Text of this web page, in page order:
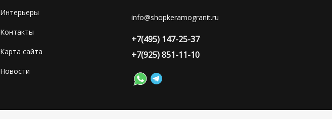
Интерьеры
Контакты
Карта сайта
Новости
info@shopkeramogranit.ru
+7(495) 147-25-37
+7(925) 851-11-10